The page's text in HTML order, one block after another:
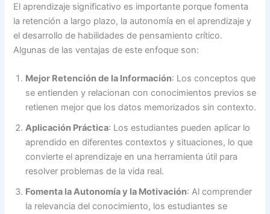
El aprendizaje significativo es importante porque fomenta
la retención a largo plazo, la autonomía en el aprendizaje y
el desarrollo de habilidades de pensamiento crítico.
Algunas de las ventajas de este enfoque son:
Mejor Retención de la Información: Los conceptos que
se entienden y relacionan con conocimientos previos se
retienen mejor que los datos memorizados sin contexto.
Aplicación Práctica: Los estudiantes pueden aplicar lo
aprendido en diferentes contextos y situaciones, lo que
convierte el aprendizaje en una herramienta útil para
resolver problemas de la vida real.
Fomenta la Autonomía y la Motivación: Al comprender
la relevancia del conocimiento, los estudiantes se